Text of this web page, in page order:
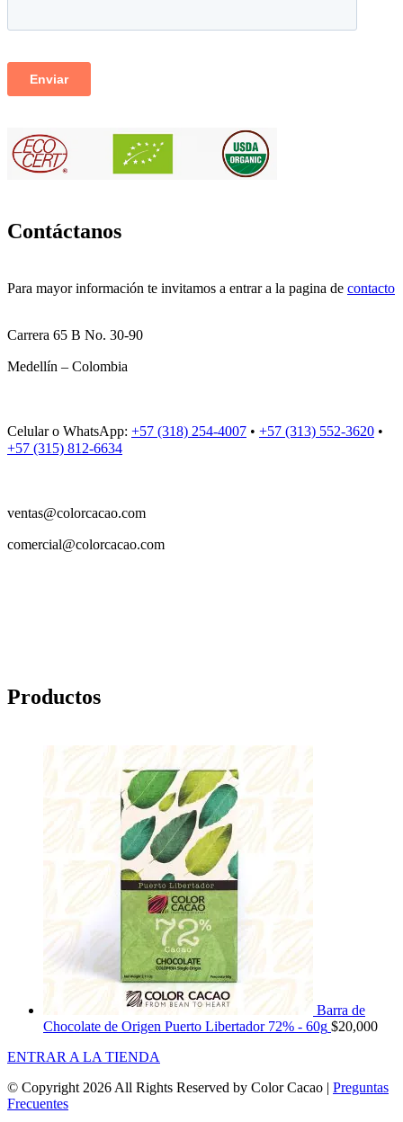
Contáctanos
Para mayor información te invitamos a entrar a la pagina de contacto
Carrera 65 B No. 30-90
Medellín – Colombia
Celular o WhatsApp: +57 (318) 254-4007 • +57 (313) 552-3620 •
+57 (315) 812-6634
ventas@colorcacao.com
comercial@colorcacao.com
Productos
Barra de
Chocolate de Origen Puerto Libertador 72% - 60g $20,000
ENTRAR A LA TIENDA
© Copyright 2026 All Rights Reserved by Color Cacao | Preguntas
Frecuentes